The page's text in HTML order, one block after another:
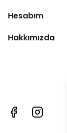
Hesabım
Hakkımızda